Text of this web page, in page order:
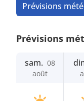
Prévisions
Prévisions
sam. 08
août